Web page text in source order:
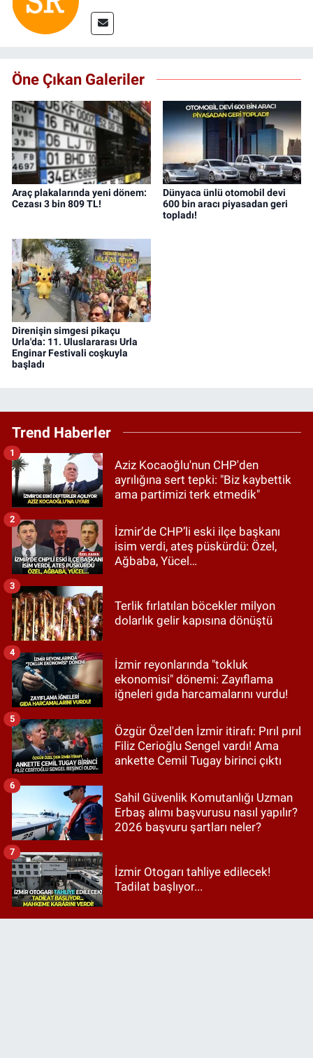
Öne Çıkan Galeriler
Araç plakalarında yeni dönem:
Cezası 3 bin 809 TL!
Dünyaca ünlü otomobil devi
600 bin aracı piyasadan geri
topladı!
Direnişin simgesi pikaçu
Urla'da: 11. Uluslararası Urla
Enginar Festivali coşkuyla
başladı
Trend Haberler
Aziz Kocaoğlu'nun CHP'den
ayrılığına sert tepki: "Biz kaybettik
ama partimizi terk etmedik"
1
İzmir’de CHP’li eski ilçe başkanı
isim verdi, ateş püskürdü: Özel,
Ağbaba, Yücel…
2
Terlik fırlatılan böcekler milyon
dolarlık gelir kapısına dönüştü
3
İzmir reyonlarında "tokluk
ekonomisi" dönemi: Zayıflama
iğneleri gıda harcamalarını vurdu!
4
Özgür Özel'den İzmir itirafı: Pırıl pırıl
Filiz Cerioğlu Sengel vardı! Ama
ankette Cemil Tugay birinci çıktı
5
Sahil Güvenlik Komutanlığı Uzman
Erbaş alımı başvurusu nasıl yapılır?
2026 başvuru şartları neler?
6
İzmir Otogarı tahliye edilecek!
Tadilat başlıyor...
7